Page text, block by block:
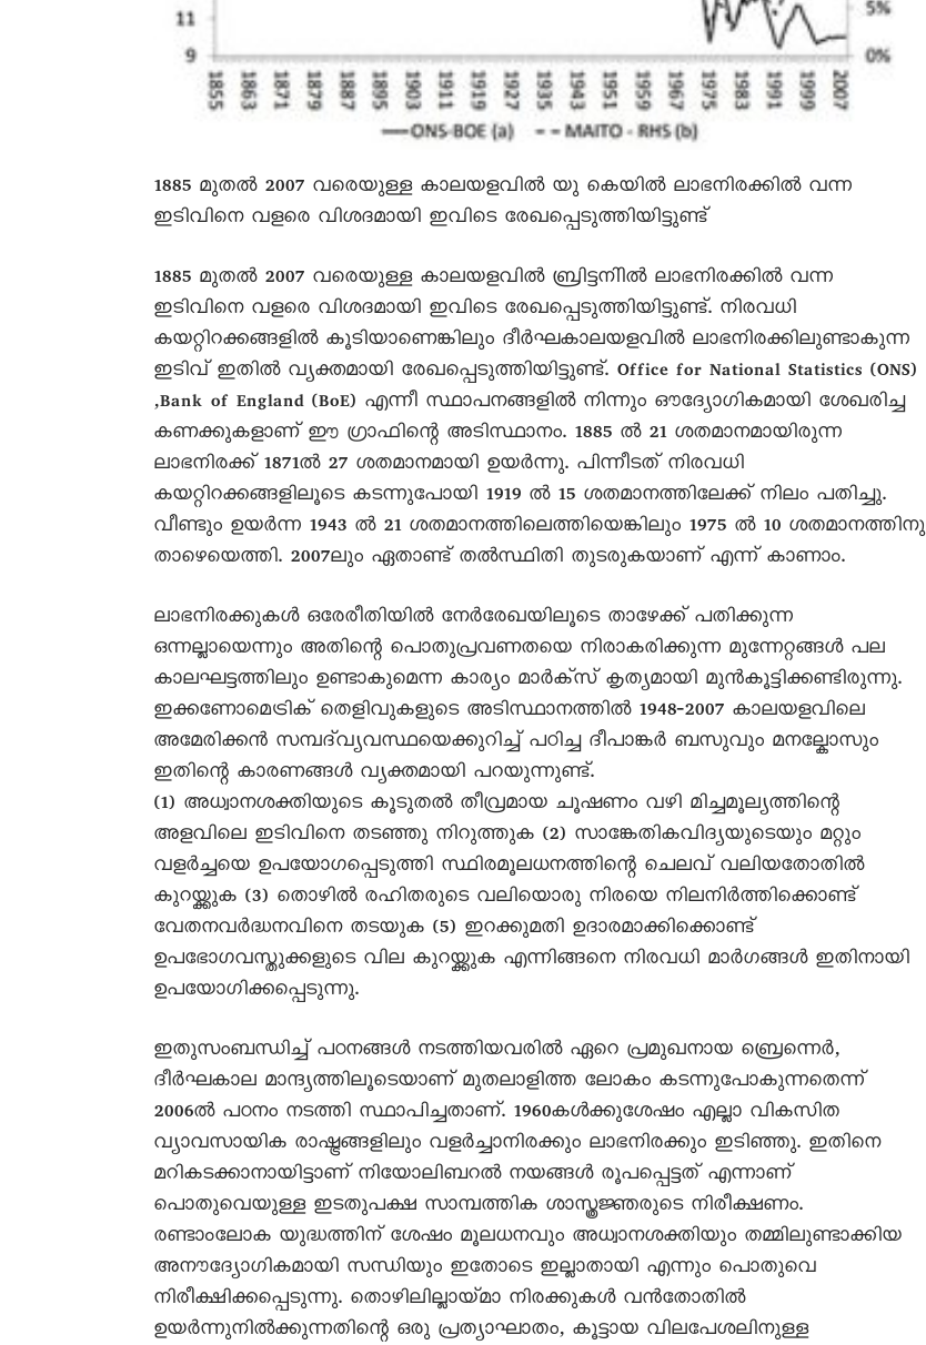
1885 മുതൽ 2007 വരെയുള്ള കാലയളവിൽ യു കെയിൽ ലാഭനിരക്കിൽ വന്ന
ഇടിവിനെ വളരെ വിശദമായി ഇവിടെ രേഖപ്പെടുത്തിയിട്ടുണ്ട്
1885 മുതൽ 2007 വരെയുള്ള കാലയളവിൽ ബ്രിട്ടനിിൽ ലാഭനിരക്കിൽ വന്ന
ഇടിവിനെ വളരെ വിശദമായി ഇവിടെ രേഖപ്പെടുത്തിയിട്ടുണ്ട്. നിരവധി
കയറ്റിറക്കങ്ങളിൽ കൂടിയാണെങ്കിലും ദീർഘകാലയളവിൽ ലാഭനിരക്കിലുണ്ടാകുന്ന
ഇടിവ് ഇതിൽ വ്യക്തമായി രേഖപ്പെടുത്തിയിട്ടുണ്ട്. Office for National Statistics (ONS)
,Bank of England (BoE) എന്നീ സ്ഥാപനങ്ങളിൽ നിന്നും ഔദ്യോഗികമായി ശേഖരിച്ച
കണക്കുകളാണ് ഈ ഗ്രാഫിന്റെ അടിസ്ഥാനം. 1885 ൽ 21 ശതമാനമായിരുന്ന
ലാഭനിരക്ക് 1871ൽ 27 ശതമാനമായി ഉയർന്നു. പിന്നീടത് നിരവധി
കയറ്റിറക്കങ്ങളിലൂടെ കടന്നുപോയി 1919 ൽ 15 ശതമാനത്തിലേക്ക് നിലം പതിച്ചു.
വീണ്ടും ഉയർന്ന 1943 ൽ 21 ശതമാനത്തിലെത്തിയെങ്കിലും 1975 ൽ 10 ശതമാനത്തിനു
താഴെയെത്തി. 2007ലും ഏതാണ്ട് തൽസ്ഥിതി തുടരുകയാണ് എന്ന് കാണാം.
ലാഭനിരക്കുകൾ ഒരേരീതിയിൽ നേർരേഖയിലൂടെ താഴേക്ക് പതിക്കുന്ന
ഒന്നല്ലായെന്നും അതിന്റെ പൊതുപ്രവണതയെ നിരാകരിക്കുന്ന മുന്നേറ്റങ്ങൾ പല
കാലഘട്ടത്തിലും ഉണ്ടാകുമെന്ന കാര്യം മാർക്സ് കൃത്യമായി മുൻകൂട്ടിക്കണ്ടിരുന്നു.
ഇക്കണോമെട്രിക് തെളിവുകളുടെ അടിസ്ഥാനത്തിൽ 1948‐2007 കാലയളവിലെ
അമേരിക്കൻ സമ്പദ്‌വ്യവസ്ഥയെക്കുറിച്ച്‌ പഠിച്ച ദീപാങ്കർ ബസുവും മനല്കോസും
ഇതിന്റെ കാരണങ്ങൾ വ്യക്തമായി പറയുന്നുണ്ട്.
(1) അധ്വാനശക്തിയുടെ കൂടുതൽ തീവ്രമായ ചൂഷണം വഴി മിച്ചമൂല്യത്തിന്റെ
അളവിലെ ഇടിവിനെ തടഞ്ഞു നിറുത്തുക (2) സാങ്കേതികവിദ്യയുടെയും മറ്റും
വളർച്ചയെ ഉപയോഗപ്പെടുത്തി സ്ഥിരമൂലധനത്തിന്റെ ചെലവ് വലിയതോതിൽ
കുറയ്ക്കുക (3) തൊഴിൽ രഹിതരുടെ വലിയൊരു നിരയെ നിലനിർത്തിക്കൊണ്ട്
വേതനവർദ്ധനവിനെ തടയുക (5) ഇറക്കുമതി ഉദാരമാക്കിക്കൊണ്ട്
ഉപഭോഗവസ്തുക്കളുടെ വില കുറയ്ക്കുക എന്നിങ്ങനെ നിരവധി മാർഗങ്ങൾ ഇതിനായി
ഉപയോഗിക്കപ്പെടുന്നു.
ഇതുസംബന്ധിച്ച് പഠനങ്ങൾ നടത്തിയവരിൽ ഏറെ പ്രമുഖനായ ബ്രെന്നെർ,
ദീർഘകാല മാന്ദ്യത്തിലൂടെയാണ് മുതലാളിത്ത ലോകം കടന്നുപോകുന്നതെന്ന്
2006ൽ പഠനം നടത്തി സ്ഥാപിച്ചതാണ്. 1960കൾക്കുശേഷം എല്ലാ വികസിത
വ്യാവസായിക രാഷ്ട്രങ്ങളിലും വളർച്ചാനിരക്കും ലാഭനിരക്കും ഇടിഞ്ഞു. ഇതിനെ
മറികടക്കാനായിട്ടാണ് നിയോലിബറൽ നയങ്ങൾ രൂപപ്പെട്ടത് എന്നാണ്
പൊതുവെയുള്ള ഇടതുപക്ഷ സാമ്പത്തിക ശാസ്ത്രജ്ഞരുടെ നിരീക്ഷണം.
രണ്ടാംലോക യുദ്ധത്തിന് ശേഷം മൂലധനവും അധ്വാനശക്തിയും തമ്മിലുണ്ടാക്കിയ
അനൗദ്യോഗികമായി സന്ധിയും ഇതോടെ ഇല്ലാതായി എന്നും പൊതുവെ
നിരീക്ഷിക്കപ്പെടുന്നു. തൊഴിലില്ലായ്മാ നിരക്കുകൾ വൻതോതിൽ
ഉയർന്നുനിൽക്കുന്നതിന്റെ ഒരു പ്രത്യാഘാതം, കൂട്ടായ വിലപേശലിനുള്ള